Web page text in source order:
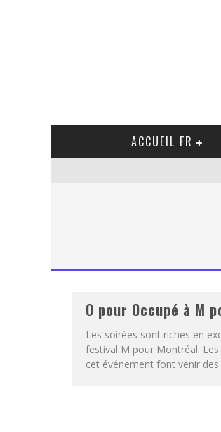
ACCUEIL FR
O pour Occupé à M
Les soirées sont riches en
festival M pour Montréal.
cet événement font venir